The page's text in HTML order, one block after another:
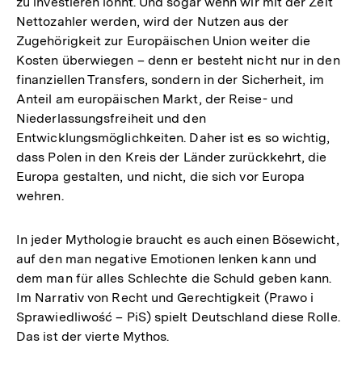
Nettozahler werden, wird der Nutzen aus der
Zugehörigkeit zur Europäischen Union weiter die
Kosten überwiegen – denn er besteht nicht nur in den
finanziellen Transfers, sondern in der Sicherheit, im
Anteil am europäischen Markt, der Reise- und
Niederlassungsfreiheit und den
Entwicklungsmöglichkeiten. Daher ist es so wichtig,
dass Polen in den Kreis der Länder zurückkehrt, die
Europa gestalten, und nicht, die sich vor Europa
wehren.
In jeder Mythologie braucht es auch einen Bösewicht,
auf den man negative Emotionen lenken kann und
dem man für alles Schlechte die Schuld geben kann.
Im Narrativ von Recht und Gerechtigkeit (Prawo i
Sprawiedliwość – PiS) spielt Deutschland diese Rolle.
Das ist der vierte Mythos.